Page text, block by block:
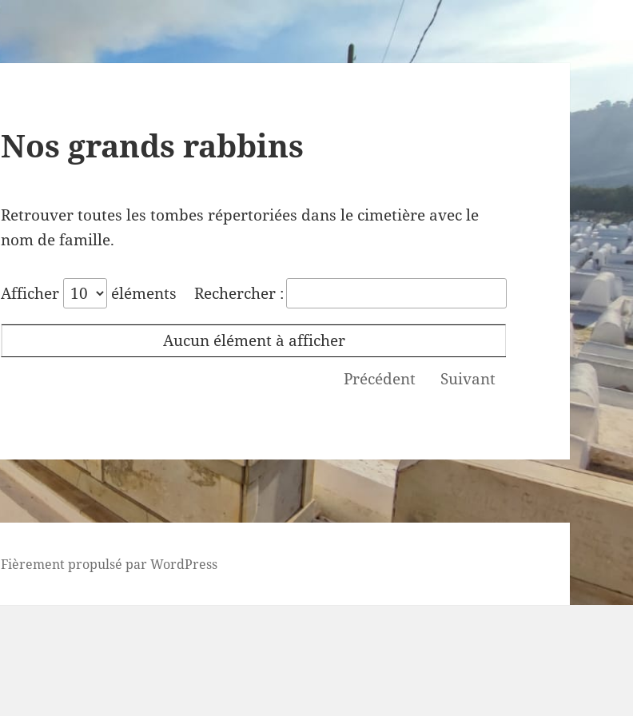
Nos grands rabbins
Retrouver toutes les tombes répertoriées dans le cimetière avec le
nom de famille.
Afficher éléments Rechercher :
Aucun élément à afficher
Précédent
Suivant
Fièrement propulsé par WordPress